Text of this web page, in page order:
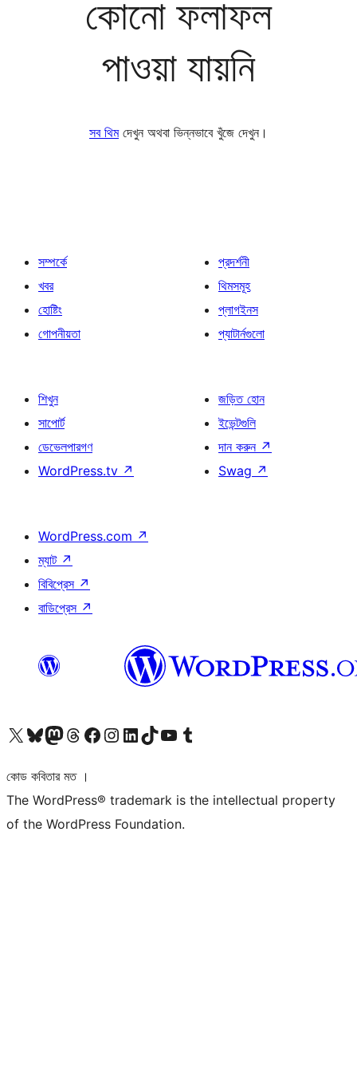
কোনো ফলাফল
পাওয়া যায়নি
সব থিমদেখুন অথবা ভিন্নভাবে খুঁজে দেখুন।
সম্পর্কে
খবর
হোষ্টিং
গোপনীয়তা
প্রদর্শনী
থিমসমূহ
প্লাগইনস
প্যাটার্নগুলো
শিখুন
সাপোর্ট
ডেভেলপারগণ
WordPress.tv ↗
জড়িত হোন
ইভেন্টগুলি
দান করুন ↗
Swag ↗
WordPress.com ↗
ম্যাট ↗
বিবিপ্রেস ↗
বাডিপ্রেস ↗
আমাদের X (আগের টুইটার) অ্যাকাউন্টে যানআমাদের Bluesky অ্যাকাউন্টটি দেখুনআমাদের মাস্টোডন অ্যাকাউন্টটি দেখুনআমাদের থ্রেডস অ্যাকাউন্টটি দেখুনআমাদের ফেসবুক পেজ দেখুনআমাদের ইন্সটাগ্রাম অ্যাকাউন্ট দেখুনআমাদের লিঙ্কডইন অ্যাকাউন্টে যানআমাদের TikTok অ্যাকাউন্টটি দেখুনআমাদের ইউটিউব চ্যানেলে যান আমাদের টাম্বলার অ্যাকাউন্ট দেখুন
কোড কবিতার মত ।
The WordPress® trademark is the intellectual property
of the WordPress Foundation.